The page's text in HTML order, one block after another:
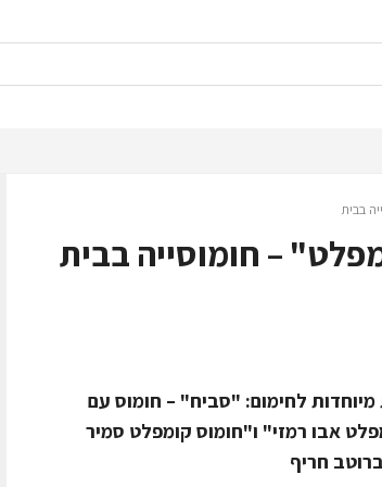
בבית
– חומוסייה בבית
מוצרים עם תוספות מיוחדות לחימום: "סביח" – חומוס עם
אבו רמזי" ו"חומוס קומפלט סמיר
חריף